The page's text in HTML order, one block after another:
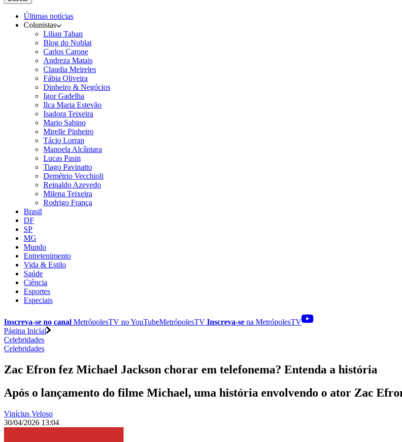
Últimas notícias
Colunistas
Lilian Tahan
Blog do Noblat
Carlos Carone
Andreza Matais
Claudia Meireles
Fábia Oliveira
Dinheiro & Negócios
Igor Gadelha
Ilca Maria Estevão
Isadora Teixeira
Mario Sabino
Mirelle Pinheiro
Tácio Lorran
Manoela Alcântara
Lucas Pasin
Tiago Pavinatto
Demétrio Vecchioli
Reinaldo Azevedo
Milena Teixeira
Rodrigo França
Brasil
DF
SP
MG
Mundo
Entretenimento
Vida & Estilo
Saúde
Ciência
Esportes
Especiais
Inscreva-se no canal MetrópolesTV noYouTubeMetrópolesTV Inscreva-se na MetrópolesTV
Página Inicial
Celebridades
Celebridades
Zac Efron fez Michael Jackson chorar em telefonema? Entenda a história
Após o lançamento do filme Michael, uma história envolvendo o ator Zac
Vinícius Veloso
30/04/2026 13:04